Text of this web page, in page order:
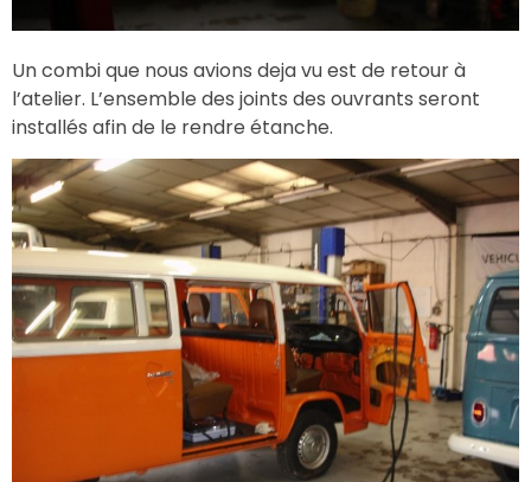
Un combi que nous avions deja vu est de retour à
l’atelier. L’ensemble des joints des ouvrants seront
installés afin de le rendre étanche.